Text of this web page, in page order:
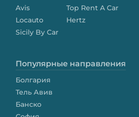
Avis
Locauto
Sicily By Car
Top Rent A Car
Hertz
Популярные направления
Болгария
Тель Авив
Банско